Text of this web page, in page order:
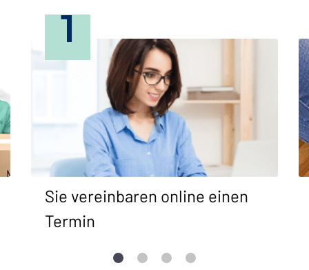
1
Sie vereinbaren online einen
Termin